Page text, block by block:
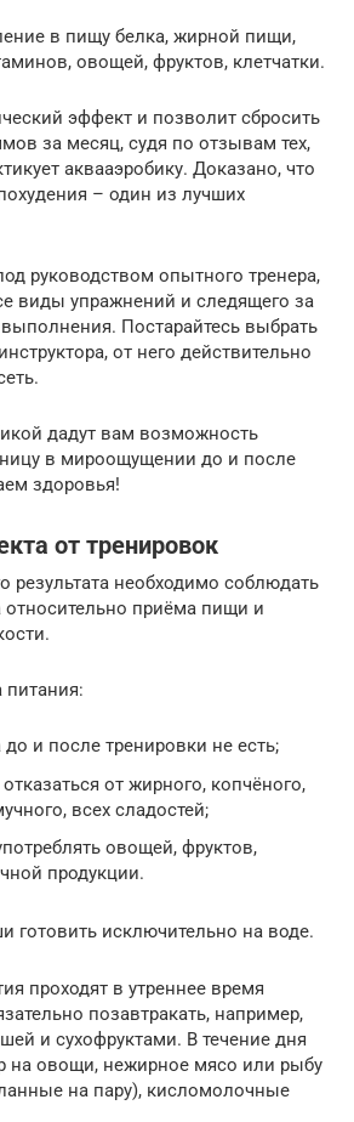
в пищу белка, жирной пищи,
овощей, фруктов, клетчатки.
эффект и позволит сбросить
за месяц, судя по отзывам тех,
аквааэробику. Доказано, что
– один из лучших
руководством опытного тренера,
виды упражнений и следящего за
Постарайтесь выбрать
от него действительно
дадут вам возможность
в мироощущении до и после
здоровья!
от тренировок
результата необходимо соблюдать
приёма пищи и
до и после тренировки не есть;
от жирного, копчёного,
всех сладостей;
овощей, фруктов,
продукции.
готовить исключительно на воде.
проходят в утреннее время
позавтракать, например,
и сухофруктами. В течение дня
на овощи, нежирное мясо или рыбу
на пару), кисломолочные